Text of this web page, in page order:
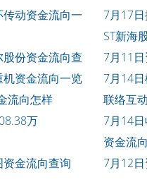
动资金流向一
7月17
ST新海
份资金流向查
7月11
表
机资金流向一览
7月14
流向怎样
联络互
万
7月14
资金流
查询
金流向查询
7月12